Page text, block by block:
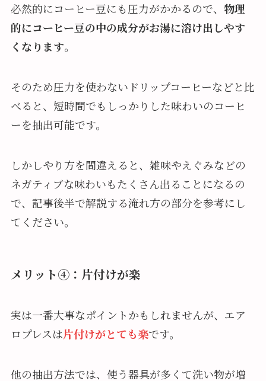
必然的にコーヒー豆にも圧力がかかるので、 物理
的にコーヒー豆の中の成分がお湯に溶け出しやす
くなります。
そのため圧力を使わないドリップコーヒーなどと比
べると、短時間でもしっかりした味わいのコーヒ
ーを抽出可能です。
しかしやり方を間違えると、雑味やえぐみなどの
ネガティブな味わいもたくさん出ることになるの
で、記事後半で解説する淹れ方の部分を参考にし
てください。
メリット④：片付けが楽
実は一番大事なポイントかもしれませんが、エア
ロプレスは片付けがとても楽です。
他の抽出方法では、使う器具が多くて洗い物が増